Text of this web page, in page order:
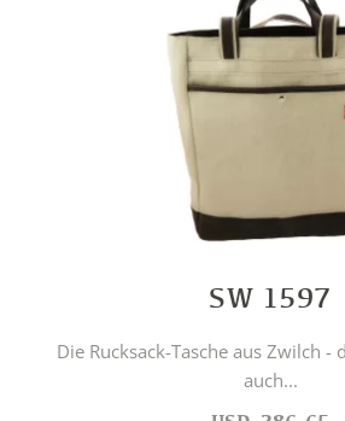
SW 1597
Die Rucksack-Tasche aus Zwilch -
auch...